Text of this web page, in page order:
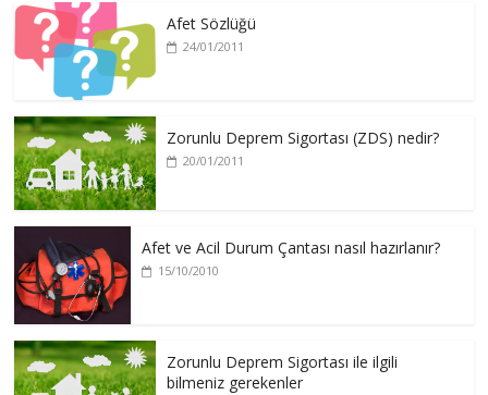
Afet Sözlüğü
24/01/2011
Zorunlu Deprem Sigortası (ZDS) nedir?
20/01/2011
Afet ve Acil Durum Çantası nasıl hazırlanır?
15/10/2010
Zorunlu Deprem Sigortası ile ilgili
bilmeniz gerekenler